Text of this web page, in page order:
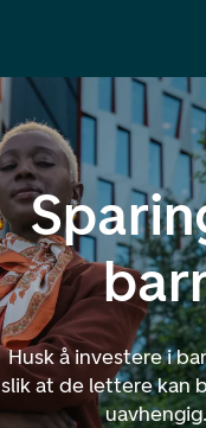
Husk å investere i
slik at de lettere kan